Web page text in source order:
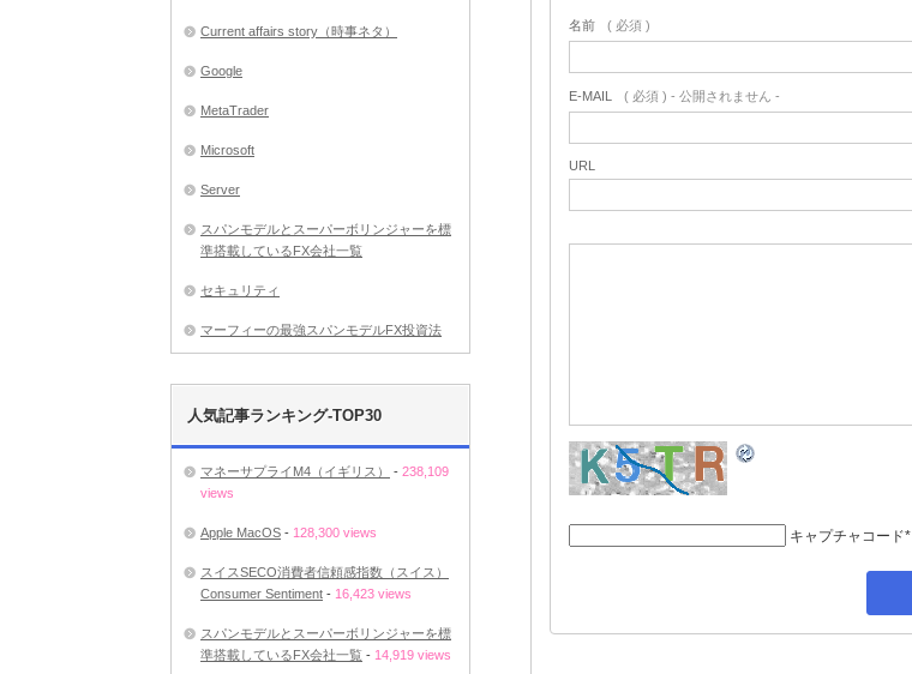
名前 ( 必須 )
E-MAIL ( 必須 ) - 公開されません -
URL
キャプチャコード*
Current affairs story（時事ネタ）
Google
MetaTrader
Microsoft
Server
スパンモデルとスーパーボリンジャーを標
準搭載しているFX会社一覧
セキュリティ
マーフィーの最強スパンモデルFX投資法
人気記事ランキング-TOP30
マネーサプライM4（イギリス） - 238,109
views
Apple MacOS - 128,300 views
スイスSECO消費者信頼感指数（スイス）
Consumer Sentiment - 16,423 views
スパンモデルとスーパーボリンジャーを標
準搭載しているFX会社一覧 - 14,919 views